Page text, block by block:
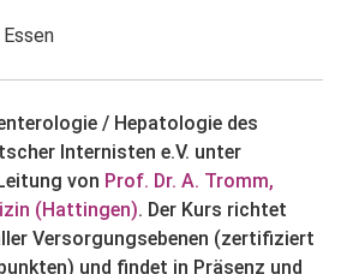
/ Hepatologie des
Internisten e.V. unter
von Prof. Dr. A. Tromm,
(Hattingen). Der Kurs richtet
Versorgungsebenen (zertifiziert
und findet in Präsenz und